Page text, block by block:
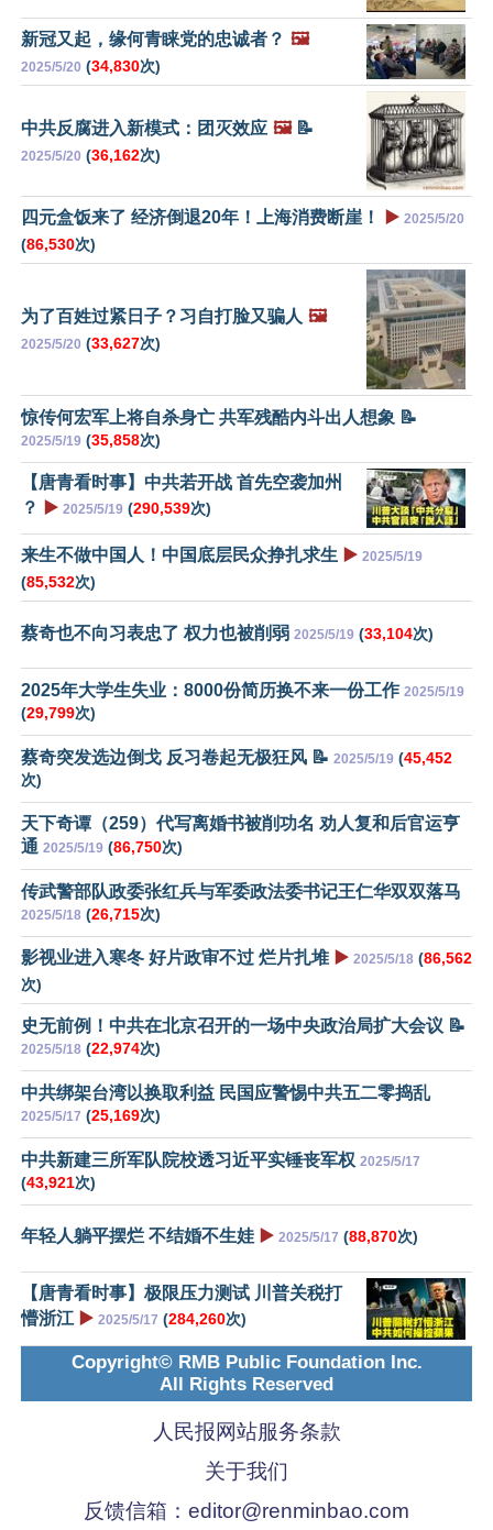
新冠又起，缘何青睐党的忠诚者？ 🖼️
2025/5/20 (34,830次)
中共反腐进入新模式：团灭效应 🖼️📝
2025/5/20 (36,162次)
四元盒饭来了 经济倒退20年！上海消费断崖！ ▶️ 2025/5/20
(86,530次)
为了百姓过紧日子？习自打脸又骗人 🖼️
2025/5/20 (33,627次)
惊传何宏军上将自杀身亡 共军残酷内斗出人想象 📝
2025/5/19 (35,858次)
【唐青看时事】中共若开战 首先空袭加州
？
▶️ 2025/5/19 (290,539次)
来生不做中国人！中国底层民众挣扎求生 ▶️ 2025/5/19
(85,532次)
蔡奇也不向习表忠了 权力也被削弱 2025/5/19 (33,104次)
2025年大学生失业：8000份简历换不来一份工作 2025/5/19
(29,799次)
蔡奇突发选边倒戈 反习卷起无极狂风 📝 2025/5/19 (45,452
次)
天下奇谭（259）代写离婚书被削功名 劝人复和后官运亨
通 2025/5/19 (86,750次)
传武警部队政委张红兵与军委政法委书记王仁华双双落马
2025/5/18 (26,715次)
影视业进入寒冬 好片政审不过 烂片扎堆 ▶️ 2025/5/18 (86,562
次)
史无前例！中共在北京召开的一场中央政治局扩大会议 📝
2025/5/18 (22,974次)
中共绑架台湾以换取利益 民国应警惕中共五二零捣乱
2025/5/17 (25,169次)
中共新建三所军队院校透习近平实锤丧军权 2025/5/17
(43,921次)
年轻人躺平摆烂 不结婚不生娃 ▶️ 2025/5/17 (88,870次)
【唐青看时事】极限压力测试 川普关税打
懵浙江 ▶️ 2025/5/17 (284,260次)
Copyright© RMB Public Foundation Inc.
All Rights Reserved
人民报网站服务条款
关于我们
反馈信箱： editor@renminbao.com